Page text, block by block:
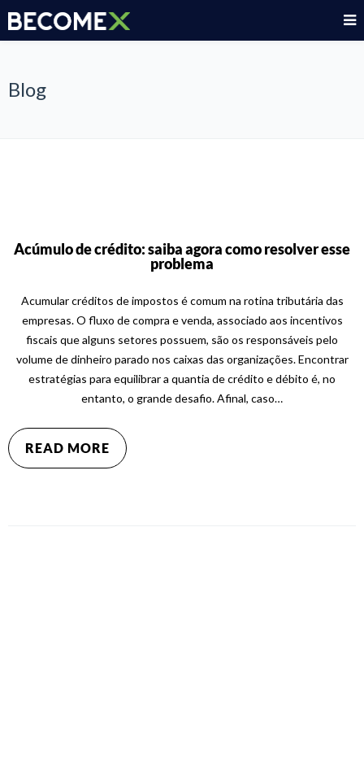
Blog
Acúmulo de crédito: saiba agora como resolver esse
problema
Acumular créditos de impostos é comum na rotina tributária das
empresas. O fluxo de compra e venda, associado aos incentivos
fiscais que alguns setores possuem, são os responsáveis pelo
volume de dinheiro parado nos caixas das organizações. Encontrar
estratégias para equilibrar a quantia de crédito e débito é, no
entanto, o grande desafio. Afinal, caso…
READ MORE